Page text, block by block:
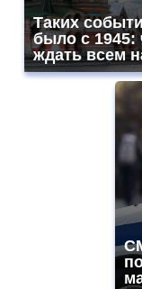
Таких
было с 1945:
ждать всем